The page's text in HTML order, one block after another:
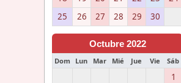
25
26 27 28 29 30
Octubre 2022
Dom Lun Mar Mié Jue Vie Sáb
1